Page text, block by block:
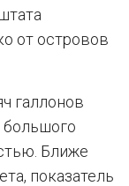
от островов
галлонов
большого
Ближе
показатель